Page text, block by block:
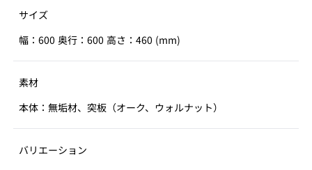
サイズ
幅：600 奥行：600 高さ：460 (mm)
素材
本体：無垢材、突板（オーク、ウォルナット）
バリエーション